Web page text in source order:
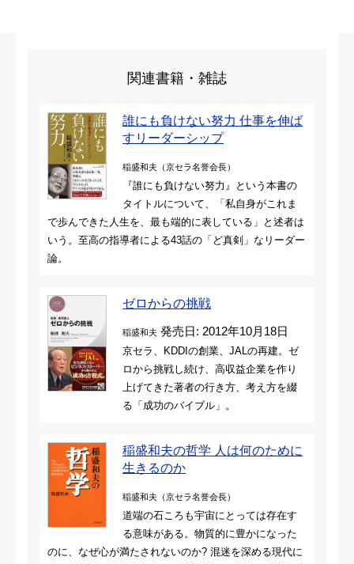
関連書籍・雑誌
誰にも負けない努力 仕事を伸ば
すリーダーシップ
稲盛和夫（京セラ名誉会長）
『誰にも負けない努力』という本書の
タイトルについて、「私自身がこれま
で歩んできた人生を、最も端的に表している」と述者は
いう。至高の指導者による43話の「ど真剣」なリーダー
論。
ゼロからの挑戦
稲盛和夫 発売日: 2012年10月18日
京セラ、KDDIの創業、JALの再建。ゼ
ロから挑戦し続け、高収益企業を作り
上げてきた著者の行き方、考え方を綴
る「成功のバイブル」。
稲盛和夫の哲学 人は何のために
生きるのか
稲盛和夫（京セラ名誉会長）
道端の石ころも宇宙にとっては存在す
る意味がある。物質的に豊かになった
のに、なぜ心が満たされないのか? 混迷を深める現代に